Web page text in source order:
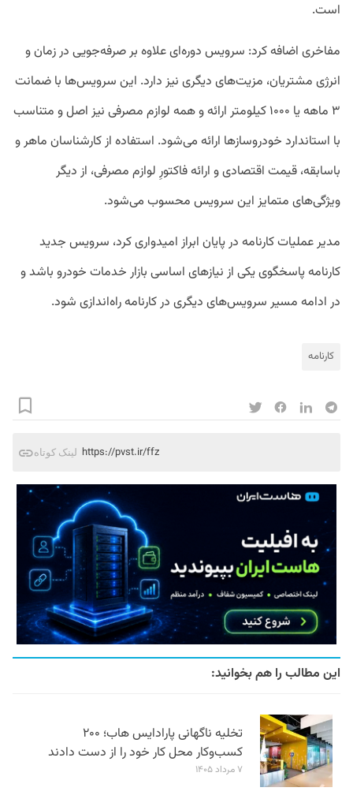
است.
مفاخری اضافه کرد: سرویس دوره‌ای علاوه بر صرفه‌جویی در زمان و
انرژی مشتریان، مزیت‌های دیگری نیز دارد. این سرویس‌ها با ضمانت
۳ ماهه یا ۱۰۰۰ کیلومتر ارائه و همه لوازم مصرفی نیز اصل و متناسب
با استاندارد خودروسازها ارائه می‌شود. استفاده از کارشناسان ماهر و
باسابقه، قیمت اقتصادی و ارائه فاکتورِ لوازم مصرفی، از دیگر
ویژگی‌های متمایز این سرویس محسوب می‌شود.
مدیر عملیات کارنامه در پایان ابراز امیدواری کرد، سرویس جدید
کارنامه پاسخگوی یکی از نیازهای اساسی بازار خدمات خودرو باشد و
در ادامه مسیر سرویس‌های دیگری در کارنامه راه‌اندازی شود.
کارنامه
لینک کوتاه https://pvst.ir/ffz
این مطالب را هم بخوانید:
تخلیه ناگهانی پارادایس هاب؛ ۲۰۰
کسب‌وکار محل کار خود را از دست دادند
۷ مرداد ۱۴۰۵